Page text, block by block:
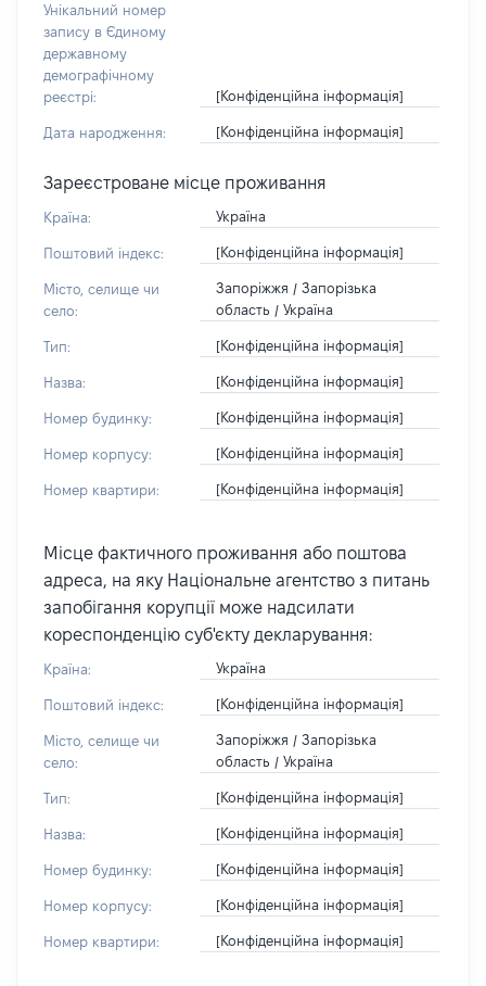
Унікальний номер
запису в Єдиному
державному
демографічному
реєстрі:
[Конфіденційна інформація]
Дата народження: [Конфіденційна інформація]
Зареєстроване місце проживання
Країна: Україна
Поштовий індекс: [Конфіденційна інформація]
Місто, селище чи
село:
Запоріжжя / Запорізька
область / Україна
Тип: [Конфіденційна інформація]
Назва: [Конфіденційна інформація]
Номер будинку: [Конфіденційна інформація]
Номер корпусу: [Конфіденційна інформація]
Номер квартири: [Конфіденційна інформація]
Місце фактичного проживання або поштова
адреса, на яку Національне агентство з питань
запобігання корупції може надсилати
кореспонденцію суб'єкту декларування:
Країна: Україна
Поштовий індекс: [Конфіденційна інформація]
Місто, селище чи
село:
Запоріжжя / Запорізька
область / Україна
Тип: [Конфіденційна інформація]
Назва: [Конфіденційна інформація]
Номер будинку: [Конфіденційна інформація]
Номер корпусу: [Конфіденційна інформація]
Номер квартири: [Конфіденційна інформація]